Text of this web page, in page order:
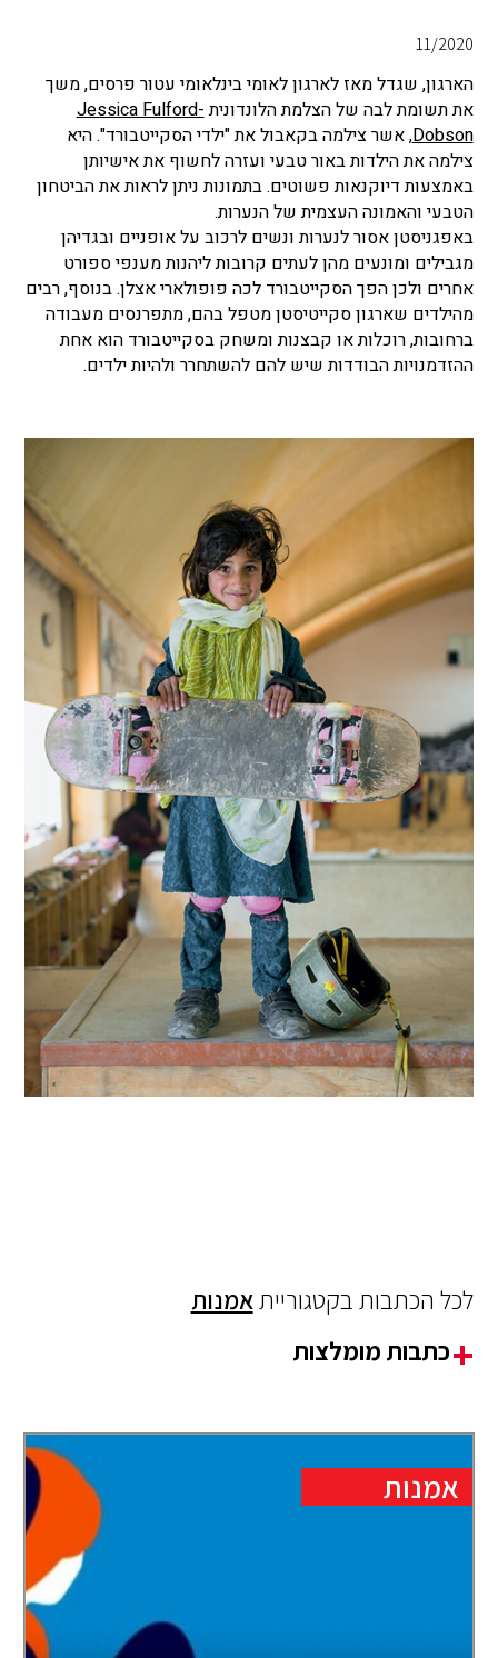
11/2020
הארגון, שגדל מאז לארגון לאומי בינלאומי עטור פרסים, משך
את תשומת לבה של הצלמת הלונדוניתJessica Fulford-
Dobson, אשר צילמה בקאבול את "ילדי הסקייטבורד". היא
צילמה את הילדות באור טבעי ועזרה לחשוף את אישיותן
באמצעות דיוקנאות פשוטים. בתמונות ניתן לראות את הביטחון
הטבעי והאמונה העצמית של הנערות.
באפגניסטן אסור לנערות ונשים לרכוב על אופניים ובגדיהן
מגבילים ומונעים מהן לעתים קרובות ליהנות מענפי ספורט
אחרים ולכן הפך הסקייטבורד לכה פופולארי אצלן. בנוסף, רבים
מהילדים שארגון סקייטיסטן מטפל בהם, מתפרנסים מעבודה
ברחובות, רוכלות או קבצנות ומשחק בסקייטבורד הוא אחת
ההזדמנויות הבודדות שיש להם להשתחרר ולהיות ילדים.
לכל הכתבות בקטגורייתאמנות
כתבות מומלצות
אמנות